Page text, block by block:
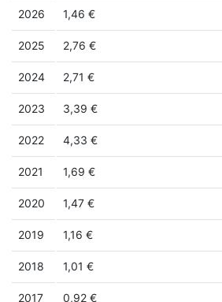
2026 1,46 €
2025 2,76 €
2024 2,71 €
2023 3,39 €
2022 4,33 €
2021 1,69 €
2020 1,47 €
2019 1,16 €
2018 1,01 €
2017 0,92 €